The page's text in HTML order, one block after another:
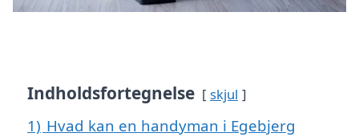
Indholdsfortegnelse skjul
1) Hvad kan en handyman i Egebjerg